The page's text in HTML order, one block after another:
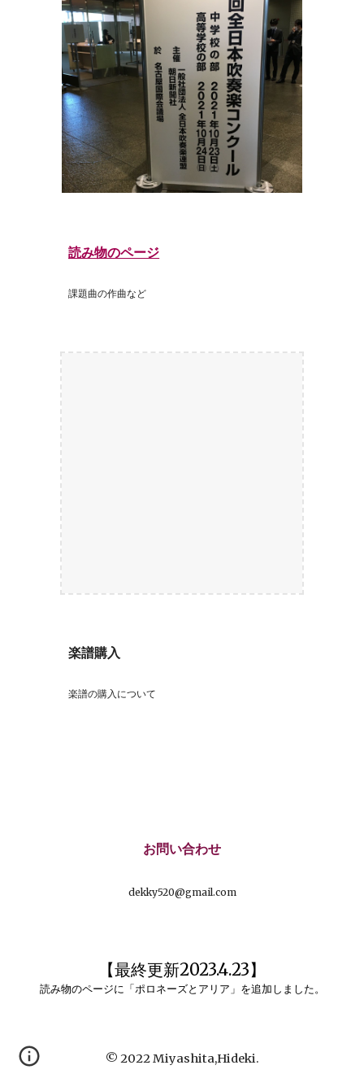
読み物のページ
課題曲の作曲など
楽譜購入
楽譜の購入について
お問い合わせ
dekky520@gmail.com
【最終更新2023.4.23】
読み物のページに「ポロネーズとアリア」を追加しました。
©︎ 2022Miyashita,Hideki.